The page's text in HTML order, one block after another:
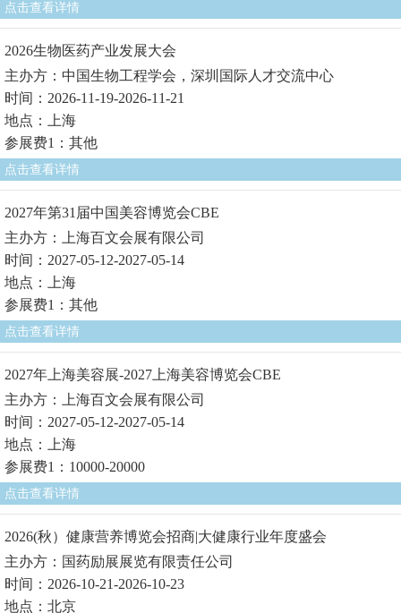
点击查看详情
2026生物医药产业发展大会
主办方：中国生物工程学会，深圳国际人才交流中心
时间：2026-11-19-2026-11-21
地点：上海
参展费1：其他
点击查看详情
2027年第31届中国美容博览会CBE
主办方：上海百文会展有限公司
时间：2027-05-12-2027-05-14
地点：上海
参展费1：其他
点击查看详情
2027年上海美容展-2027上海美容博览会CBE
主办方：上海百文会展有限公司
时间：2027-05-12-2027-05-14
地点：上海
参展费1：10000-20000
点击查看详情
2026(秋）健康营养博览会招商|大健康行业年度盛会
主办方：国药励展展览有限责任公司
时间：2026-10-21-2026-10-23
地点：北京